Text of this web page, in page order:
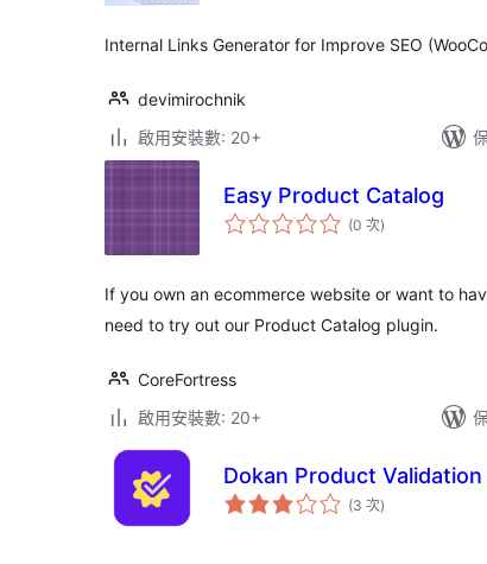
Internal Links Generator for Improve SEO
devimirochnik
啟用安裝數: 20+
Easy Product Catalog
(0 次評
分)
If you own an ecommerce website or want to
need to try out our Product Catalog plugin.
CoreFortress
啟用安裝數: 20+
Dokan Product Validation
(3 次評
分)